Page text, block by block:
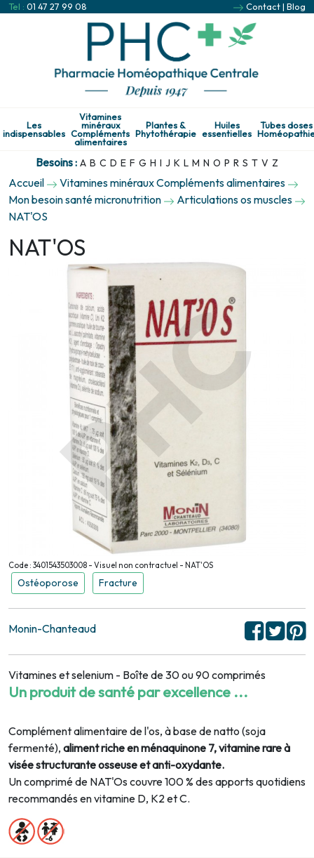
Tel : 01 47 27 99 08 Contact| Blog
Les
indispensables
Vitamines
minéraux
Compléments
alimentaires
Plantes &
Phytothérapie
Huiles
essentielles
Tubes doses
Besoins : A B C D E F G H I J K L M N O P R S T V Z
Accueil
Vitamines minéraux Compléments alimentaires
Mon besoin santé micronutrition
Articulations os muscles
NAT'OS
NAT'OS
Code : 3401543503008 - Visuel non contractuel - NAT'OS
Ostéoporose Fracture
Monin-Chanteaud
Vitamines et selenium - Boîte de 30 ou 90 comprimés
Un produit de santé par excellence ...
Complément alimentaire de l'os, à base de natto (soja
fermenté), aliment riche en ménaquinone 7, vitamine rare à
visée structurante osseuse et anti-oxydante.
Un comprimé de NAT'Os couvre 100 % des apports quotidiens
recommandés en vitamine D, K2 et C.